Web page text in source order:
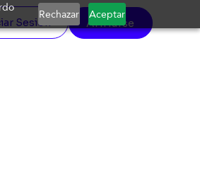
Rechazar Aceptar
Sesión Afiliarse